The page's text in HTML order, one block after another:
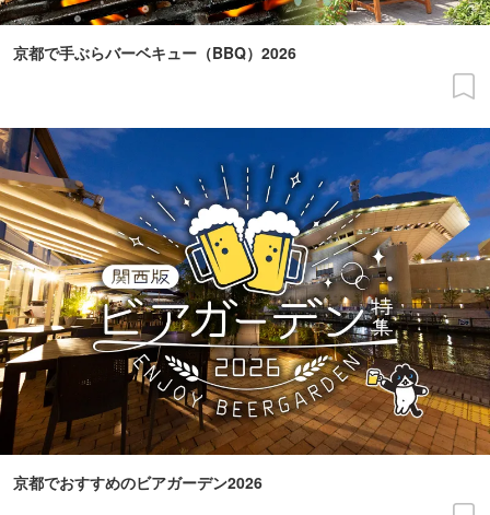
京都で手ぶらバーベキュー（BBQ）2026
京都でおすすめのビアガーデン2026